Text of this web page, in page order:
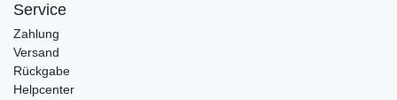
Service
Zahlung
Versand
Rückgabe
Helpcenter